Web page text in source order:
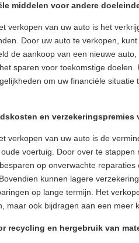
middelen voor andere
verkopen van uw auto is het
Door uw auto te verkopen,
de aankoop van een nieuwe
sparen voor toekomstige
om uw financiële
en
verkopen van uw auto is de
voertuig. Door over te
op onverwachte
kunnen lagere
op lange termijn. Het
maar ook bijdragen aan een meer
recycling en hergebruik van